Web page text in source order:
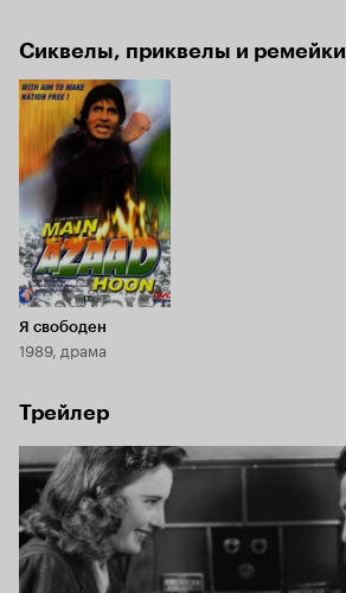
Джона Доу.
Сиквелы, приквелы и ремейки
Я свободен
1989, драма
Трейлер